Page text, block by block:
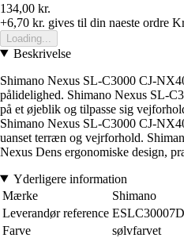
134,00 kr.
+6,70 kr. gives til din naeste ordre
Loading...
Beskrivelse
Shimano Nexus SL-C3000 CJ-
pålidelighed. Shimano Nexus SL-
på et øjeblik og tilpasse sig
Shimano Nexus SL-C3000 CJ-
uanset terræn og vejrforhold.
Nexus Dens ergonomiske design,
Yderligere information
Mærke
Shimano
Leverandør reference
Farve
sølvfarvet